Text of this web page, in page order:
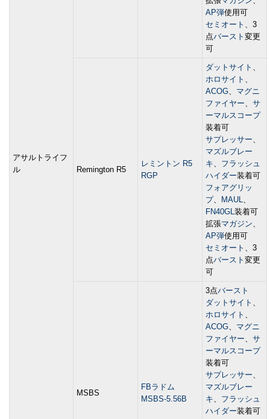
アサルトライフ
ル
AP弾使用可
セミオート 、3
点バースト 変更
可
Remington R5
レミントン R5
RGP
ダットサイト 、
ホロサイト 、
ACOG、 マグニ
ファイヤー、 サ
ーマルスコープ
装着可
サプレッサー、
マズルブレー
キ、 フラッシュ
ハイダー装着可
フォアグリッ
プ、 MAUL、
FN40GL装着可
拡張マガジン、
AP弾使用可
セミオート 、3
点バースト 変更
可
MSBS
FBラドム
MSBS-5.56B
3点バースト
ダットサイト 、
ホロサイト 、
ACOG、 マグニ
ファイヤー、 サ
ーマルスコープ
装着可
サプレッサー、
マズルブレー
キ、 フラッシュ
ハイダー装着可